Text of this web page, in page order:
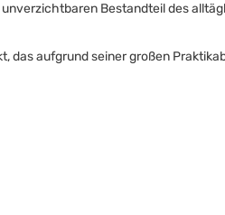
Bestandteil des
das aufgrund seiner großen